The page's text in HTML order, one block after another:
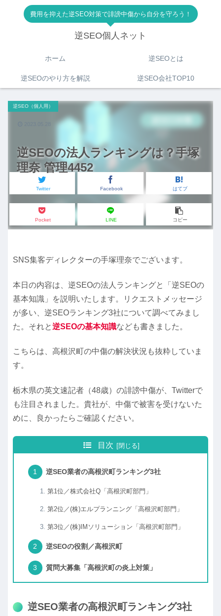
費用を抑えた逆SEO対策で誹謗中傷から自分を守ろう！
逆SEO個人ネット
ホーム 逆SEOとは
逆SEOのやり方を解説 逆SEO会社TOP10
逆SEOの法人ランキングは？手塚
理奈 管理4452
逆SEO（個人用）
Twitter Facebook はてブ
Pocket LINE コピー
SNS集客ディレクターの手塚理奈でございます。
本日の内容は、逆SEOの法人ランキングと「逆SEOの
基本知識」を説明いたします。リクエストメッセージ
が多い、逆SEOランキング3社について調べてみまし
た。それと逆SEOの基本知識なども書きました。
こちらは、高根沢町の中傷の解決状況も抜粋していま
す。
栃木県の英文速記者（48歳）の誹謗中傷が、Twitterで
も注目されました。貴社が、中傷で被害を受けないた
めに、良かったらご確認ください。
目次
逆SEO業者の高根沢町ランキング3社
第1位／株式会社Q「高根沢町部門」
第2位／(株)エルプランニング「高根沢町部門」
第3位／(株)IMソリューション「高根沢町部門」
逆SEOの役割／高根沢町
質問大募集「高根沢町の炎上対策」
逆SEO業者の高根沢町ランキング3社